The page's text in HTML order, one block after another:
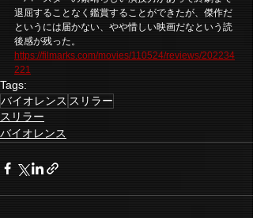
退屈することなく鑑賞することができたが、傑作だ
というには届かない、やや惜しい映画だなという読
後感が残った。
https://filmarks.com/movies/110524/reviews/202234
221
Tags:
バイオレンス スリラー
スリラー
バイオレンス